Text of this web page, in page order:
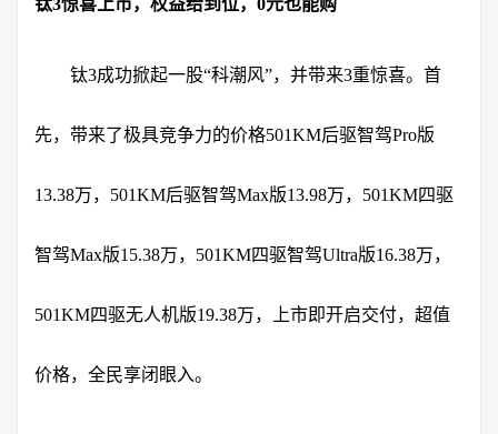
钛3成功掀起一股“科潮风”，并带来3重惊喜。首
先，带来了极具竞争力的价格501KM后驱智驾Pro版
13.38万，501KM后驱智驾Max版13.98万，501KM四驱
智驾Max版15.38万，501KM四驱智驾Ultra版16.38万，
501KM四驱无人机版19.38万，上市即开启交付，超值
价格，全民享闭眼入。